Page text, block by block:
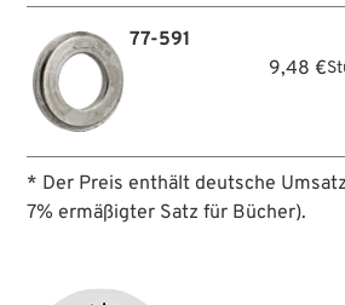
77-591
9,48 €
* Der Preis enthält deutsche
7% ermäßigter Satz für Bücher).